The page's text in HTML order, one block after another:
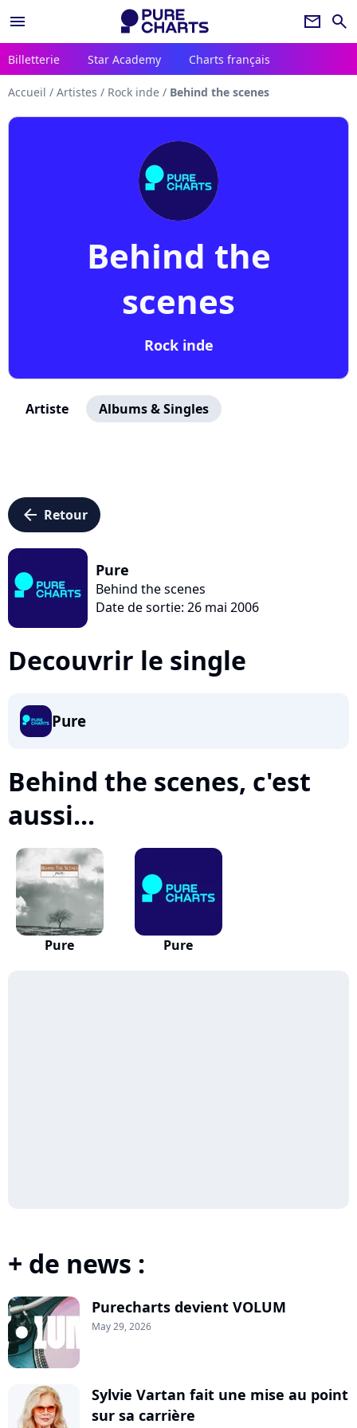
menu newsletter search
Billetterie Star Academy Charts français
Accueil / Artistes / Rock inde / Behind the scenes
Behind the
scenes
Rock inde
Artiste Albums & Singles
arrow_left Retour
Pure
Behind the scenes
Date de sortie: 26 mai 2006
Decouvrir le single
Pure
Behind the scenes, c'est
aussi...
Pure Pure
+ de news :
Purecharts devient VOLUM
May 29, 2026
Sylvie Vartan fait une mise au point
sur sa carrière